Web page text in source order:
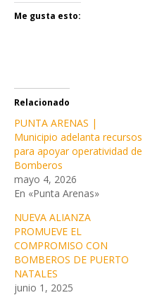
Me gusta esto:
Relacionado
PUNTA ARENAS |
Municipio adelanta recursos
para apoyar operatividad de
Bomberos
mayo 4, 2026
En «Punta Arenas»
NUEVA ALIANZA
PROMUEVE EL
COMPROMISO CON
BOMBEROS DE PUERTO
NATALES
junio 1, 2025